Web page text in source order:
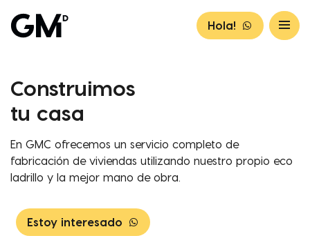
Hola!
Construimos
tu casa
En GMC ofrecemos un servicio completo de
fabricación de viviendas utilizando nuestro propio eco
ladrillo y la mejor mano de obra.
Estoy interesado